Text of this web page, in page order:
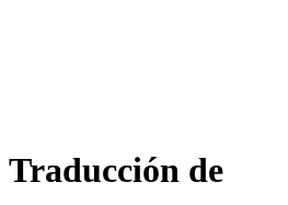
Traducción de